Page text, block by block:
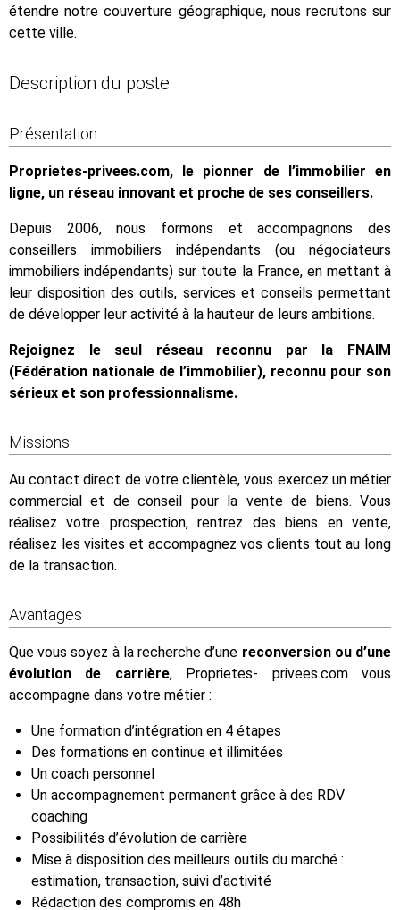
étendre notre couverture géographique, nous recrutons sur
cette ville.
Description du poste
Présentation
Proprietes-privees.com, le pionner de l’immobilier en
ligne, un réseau innovant et proche de ses conseillers.
Depuis 2006, nous formons et accompagnons des
conseillers immobiliers indépendants (ou négociateurs
immobiliers indépendants) sur toute la France, en mettant à
leur disposition des outils, services et conseils permettant
de développer leur activité à la hauteur de leurs ambitions.
Rejoignez le seul réseau reconnu par la FNAIM
(Fédération nationale de l’immobilier), reconnu pour son
sérieux et son professionnalisme.
Missions
Au contact direct de votre clientèle, vous exercez un métier
commercial et de conseil pour la vente de biens. Vous
réalisez votre prospection, rentrez des biens en vente,
réalisez les visites et accompagnez vos clients tout au long
de la transaction.
Avantages
Que vous soyez à la recherche d’une reconversion ou d’une
évolution de carrière, Proprietes- privees.com vous
accompagne dans votre métier :
Une formation d’intégration en 4 étapes
Des formations en continue et illimitées
Un coach personnel
Un accompagnement permanent grâce à des RDV
coaching
Possibilités d’évolution de carrière
Mise à disposition des meilleurs outils du marché :
estimation, transaction, suivi d’activité
Rédaction des compromis en 48h